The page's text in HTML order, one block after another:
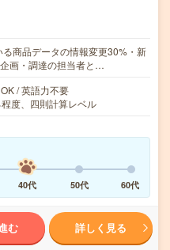
る商品データの情報変更30%・新
画・調達の担当者と…
/ 英語力不要
度、四則計算レベル
40代 50代 60代
む 詳しく見る